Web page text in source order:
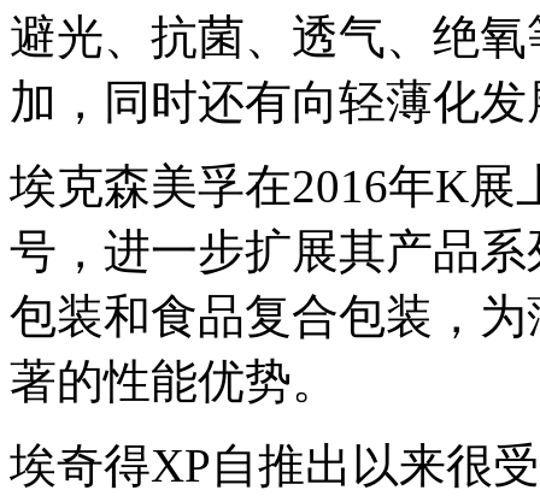
避光、抗菌、透气、绝
加，同时还有向轻薄化
埃克森美孚在2016年K
号，进一步扩展其产品
包装和食品复合包装，
著的性能优势。
埃奇得XP自推出以来很